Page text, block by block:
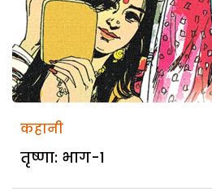
कहानी
तृष्णा: भाग-1